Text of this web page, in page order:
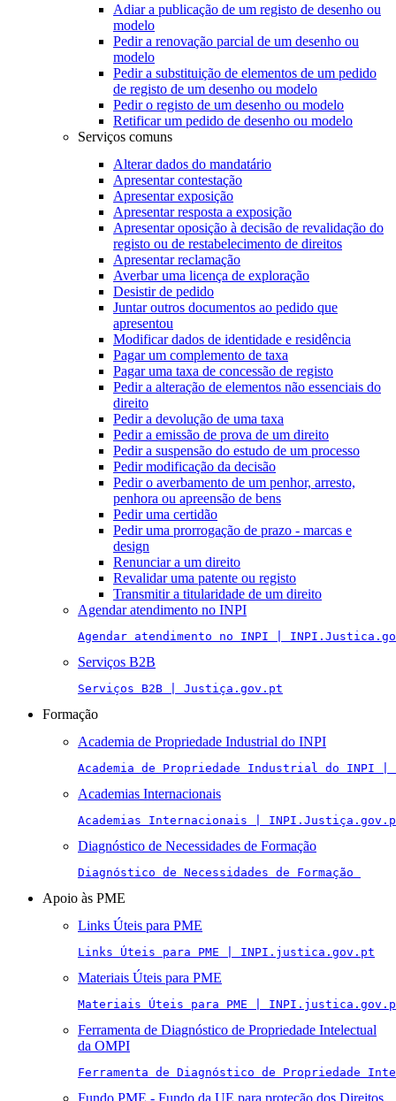
Adiar a publicação de um registo de desenho ou
modelo
Pedir a renovação parcial de um desenho ou
modelo
Pedir a substituição de elementos de um pedido
de registo de um desenho ou modelo
Pedir o registo de um desenho ou modelo
Retificar um pedido de desenho ou modelo
Serviços comuns
Alterar dados do mandatário
Apresentar contestação
Apresentar exposição
Apresentar resposta a exposição
Apresentar oposição à decisão de revalidação do
registo ou de restabelecimento de direitos
Apresentar reclamação
Averbar uma licença de exploração
Desistir de pedido
Juntar outros documentos ao pedido que
apresentou
Modificar dados de identidade e residência
Pagar um complemento de taxa
Pagar uma taxa de concessão de registo
Pedir a alteração de elementos não essenciais do
direito
Pedir a devolução de uma taxa
Pedir a emissão de prova de um direito
Pedir a suspensão do estudo de um processo
Pedir modificação da decisão
Pedir o averbamento de um penhor, arresto,
penhora ou apreensão de bens
Pedir uma certidão
Pedir uma prorrogação de prazo - marcas e
design
Renunciar a um direito
Revalidar uma patente ou registo
Transmitir a titularidade de um direito
Agendar atendimento no INPI
Agendar atendimento no INPI |
Serviços B2B
Serviços B2B | Justiça.gov.pt
Formação
Academia de Propriedade Industrial do INPI
Academia de Propriedade Industrial do INPI
Academias Internacionais
Academias Internacionais |
Diagnóstico de Necessidades de Formação
Diagnóstico de Necessidades de Formação
Apoio às PME
Links Úteis para PME
Links Úteis para PME | INPI.justica.gov.pt
Materiais Úteis para PME
Materiais Úteis para PME |
Ferramenta de Diagnóstico de Propriedade Intelectual
da OMPI
Ferramenta de Diagnóstico de Propriedade
Fundo PME - Fundo da UE para proteção dos Direitos